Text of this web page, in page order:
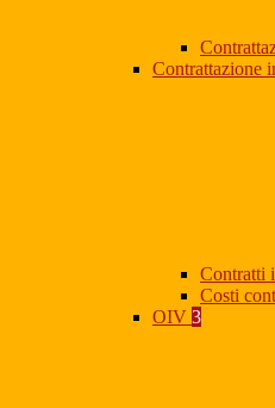
Contrattazione
Contratti
Costi
OIV 3